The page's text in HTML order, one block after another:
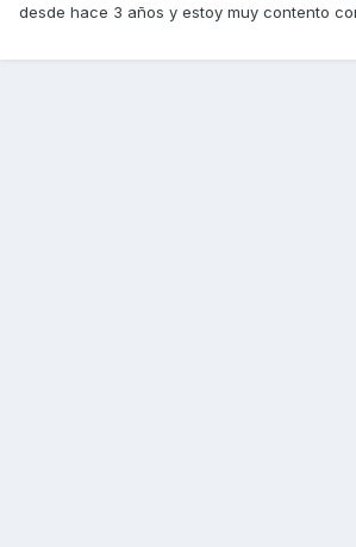
desde hace 3 años y estoy muy contento